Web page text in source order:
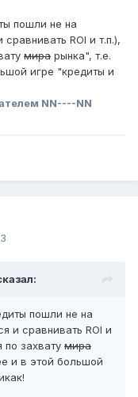
пошли не на
ROI и т.п.),
мира рынка", т.е.
игре "кредиты и
NN----NN
пошли не на
и сравнивать ROI и
по захвату мира
и в этой большой